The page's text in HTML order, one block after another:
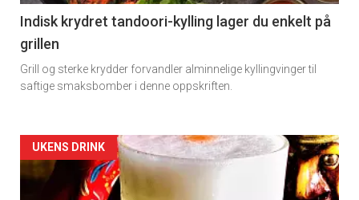
11
Dagens
rett
Indisk krydret tandoori-kylling lager du enkelt på
grillen
Grill og sterke krydder forvandler alminnelige kyllingvinger til
saftige smaksbomber i denne oppskriften.
Artikler
detail
UKENS DRINK